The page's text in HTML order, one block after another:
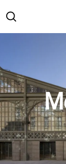
Rechercher